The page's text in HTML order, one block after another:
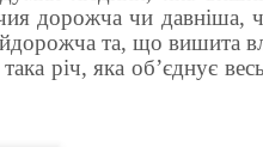
дорожча чи давніша,
та, що вишита
річ, яка об’єднує
«Гарбузів мій»